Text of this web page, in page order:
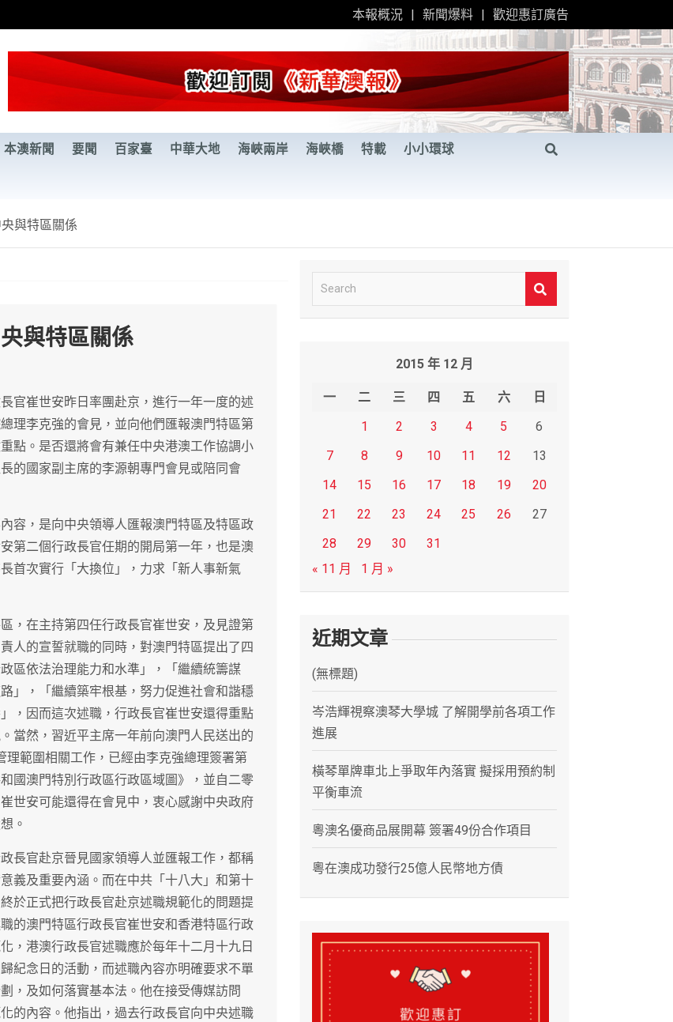
本報概況 新聞爆料 歡迎惠訂廣告
本澳新聞 要聞 百家臺 中華大地 海峽兩岸 海峽橋 特載 小小環球
與特區關係
與特區關係
官崔世安昨日率團赴京，進行一年一度的述
理李克強的會見，並向他們匯報澳門特區第
點。是否還將會有兼任中央港澳工作協調小
的國家副主席的李源朝專門會見或陪同會
容，是向中央領導人匯報澳門特區及特區政
第二個行政長官任期的開局第一年，也是澳
首次實行「大換位」，力求「新人事新氣
，在主持第四任行政長官崔世安，及見證第
人的宣誓就職的同時，對澳門特區提出了四
區依法治理能力和水準」，「繼續統籌謀
」，「繼續築牢根基，努力促進社會和諧穩
，因而這次述職，行政長官崔世安還得重點
當然，習近平主席一年前向澳門人民送出的
範圍相關工作，已經由李克強總理簽署第
國澳門特別行政區行政區域圖》，並自二零
世安可能還得在會見中，衷心感謝中央政府
。
長官赴京晉見國家領導人並匯報工作，都稱
義及重要內涵。而在中共「十八大」和第十
於正式把行政長官赴京述職規範化的問題提
的澳門特區行政長官崔世安和香港特區行政
，港澳行政長官述職應於每年十二月十九日
紀念日的活動，而述職內容亦明確要求不單
，及如何落實基本法。他在接受傳媒訪問
的內容。他指出，過去行政長官向中央述職
e
2015 年 12 月
一 二 三 四 五 六
日
1
2 3 4 5
6
7
8 9 10 11 12
13
14
15 16 17 18 19
20
21
22 23 24 25 26
27
28
29 30
31
« 11 月
1 月 »
近期文章
(無標題)
岑浩輝視察澳琴大學城 了解開學前各項工作
進展
橫琴單牌車北上爭取年內落實 擬採用預約制
平衡車流
粵澳名優商品展開幕 簽署49份合作項目
粵在澳成功發行25億人民幣地方債